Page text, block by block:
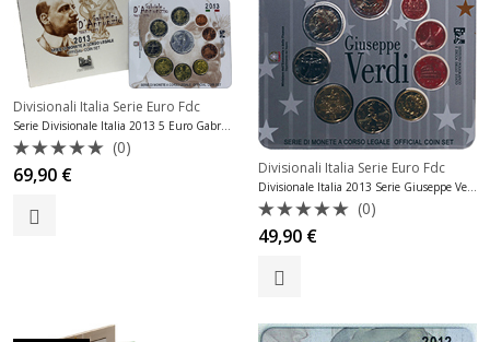
Divisionali Italia Serie Euro Fdc
Serie Divisionale Italia 2013 5 Euro Gabriele D’Annunzio Fdc
Valutato
0
su
(0)
69,90 € Divisionali Italia Serie Euro Fdc
Divisionale Italia 2013 Serie Giuseppe Verdi Fdc
Valutato
0
su
(0)
49,90 €